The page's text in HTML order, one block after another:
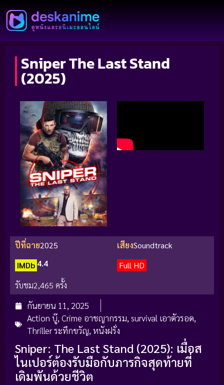
Sniper The Last Stand
(2025)
ปีที่ฉาย2025 เสียงSoundtrack
IMDb 4.4
Full HD
รับชม2,465 ครั้ง
กันยายน 11, 2025
Action บู๊, Crime อาชญากรรม, survival เอาตัวรอด,
Thriller ระทึกขวัญ, หนังฝรั่ง
Sniper: The Last Stand (2025): เมื่อส
ไนเปอร์ต้องรับมือกับภารกิจสุดท้ายที่
เดิมพันด้วยชีวิต